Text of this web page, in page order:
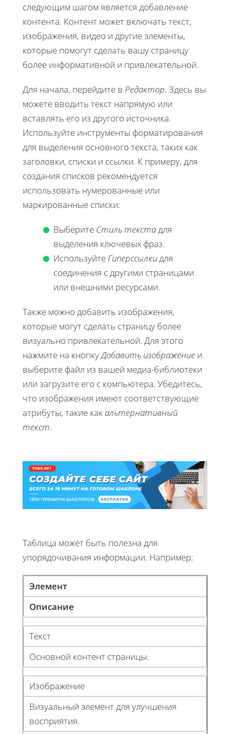
следующим шагом является добавление
контента. Контент может включать текст,
изображения, видео и другие элементы,
которые помогут сделать вашу страницу
более информативной и привлекательной.
Для начала, перейдите в Редактор. Здесь вы
можете вводить текст напрямую или
вставлять его из другого источника.
Используйте инструменты форматирования
для выделения основного текста, таких как
заголовки, списки и ссылки. К примеру, для
создания списков рекомендуется
использовать нумерованные или
маркированные списки:
Выберите Стиль текстадля
выделения ключевых фраз.
Используйте Гиперссылкидля
соединения с другими страницами
или внешними ресурсами.
Также можно добавить изображения,
которые могут сделать страницу более
визуально привлекательной. Для этого
нажмите на кнопкуДобавить изображение и
выберите файл из вашей медиа-библиотеки
или загрузите его с компьютера. Убедитесь,
что изображения имеют соответствующие
атрибуты, такие как альтернативный
текст.
Таблица может быть полезна для
упорядочивания информации. Например:
Элемент
Описание
Текст
Основной контент страницы.
Изображение
Визуальный элемент для улучшения
восприятия.